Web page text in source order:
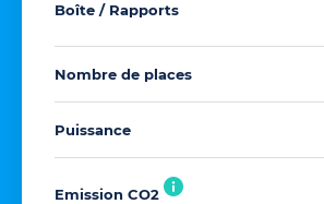
Boîte / Rapports
Nombre de places
Puissance
Emission CO2